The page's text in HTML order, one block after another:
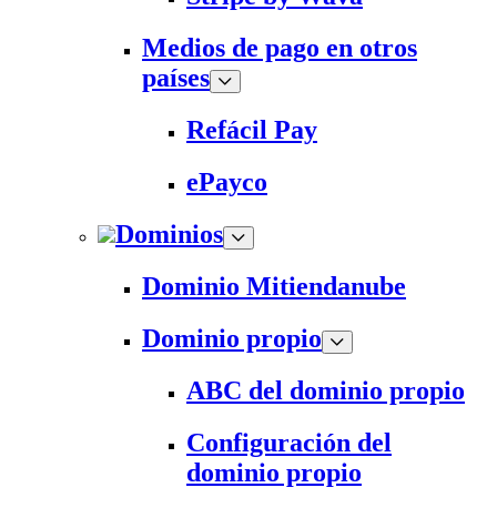
Medios de pago en otros
países
Refácil Pay
ePayco
Dominios
Dominio Mitiendanube
Dominio propio
ABC del dominio propio
Configuración del
dominio propio